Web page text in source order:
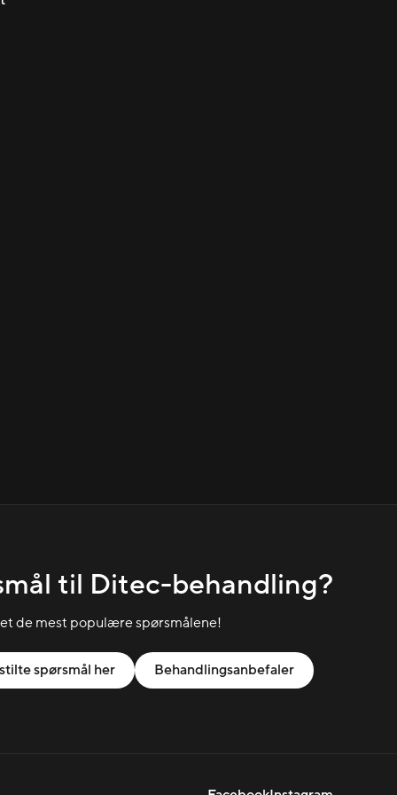
til Ditec-behandling?
de mest populære spørsmålene!
spørsmål her Behandlingsanbefaler